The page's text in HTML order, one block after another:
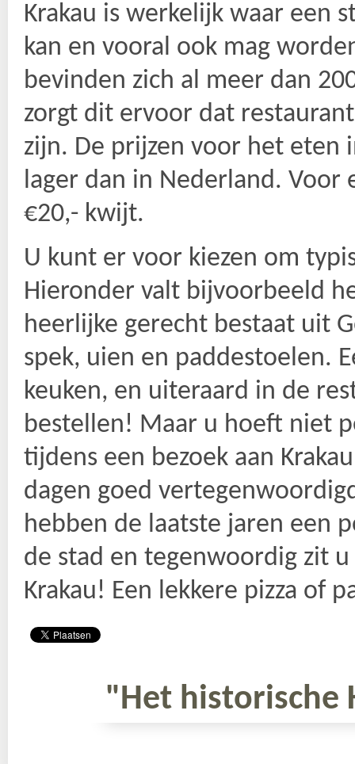
Krakau is werkelijk waar een
kan en vooral ook mag
bevinden zich al meer dan
zorgt dit ervoor dat
zijn. De prijzen voor het eten
lager dan in Nederland. Voor
€20,- kwijt.
U kunt er voor kiezen om
Hieronder valt bijvoorbeeld
heerlijke gerecht bestaat uit
spek, uien en paddestoelen.
keuken, en uiteraard in de
bestellen! Maar u hoeft niet
tijdens een bezoek aan
dagen goed
hebben de laatste jaren een
de stad en tegenwoordig zit
Krakau! Een lekkere pizza of
"Het historische